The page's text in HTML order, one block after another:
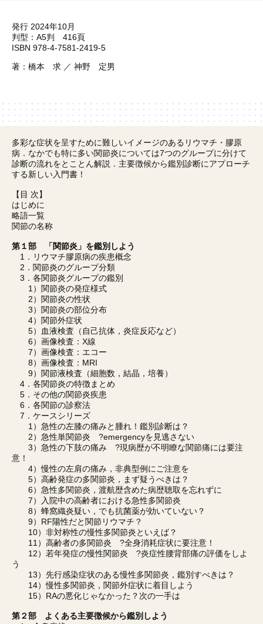
発行 2024年10月
判型：A5判 416頁
ISBN 978-4-7581-2419-5
著：橋本 求 ／ 神野 定男
多彩な症状を呈すために難しいイメージのあるリウマチ・膠原
病．なかでも特に多い関節炎については7つのグループに分けて
診断の流れをとことん解説．主要徴候から鑑別診断にアプローチ
する新しい入門書！
【目 次】
はじめに
略語一覧
関節の名称
第１部 「関節炎」を鑑別しよう
1．リウマチ膠原病の疾患概念
2．関節炎のグループ分類
3．各関節炎グループの鑑別
1）関節炎の発症様式
2）関節炎の性状
3）関節炎の部位分布
4）関節外症状
5）血液検査（自己抗体，炎症反応など）
6）画像検査：X線
7）画像検査：エコー
8）画像検査：MRI
9）関節液検査（細胞数，結晶，培養）
4．各関節炎の特徴まとめ
5．その他の関節炎疾患
6．各関節の診察法
7．ケースシリーズ
1）急性の左膝の痛みと腫れ！鑑別診断は？
2）急性単関節炎 ?emergencyを見逃さない
3）急性の下肢の痛み ?現病歴が不明瞭な関節痛には要注
意！
4）慢性の左肩の痛み，非典型例にご注意を
5）高齢発症の多関節炎，まず疑うべきは？
6）急性多関節炎，渡航歴含めた病歴聴取を忘れずに
7）入院中の高齢者における急性多関節炎
8）蜂窩織炎疑い，でも抗菌薬が効いていない？
9）RF陽性だと関節リウマチ？
10）非対称性の慢性多関節炎といえば？
11）高齢者の多関節炎 ?全身消耗症状に要注意！
12）若年発症の慢性関節炎 ?炎症性腰背部痛の評価をしよ
う
13）先行感染症状のある慢性多関節炎，鑑別すべきは？
14）慢性多関節炎，関節外症状に着目しよう
15）RAの悪化じゃなかった？次の一手は
第２部 よくある主要徴候から鑑別しよう